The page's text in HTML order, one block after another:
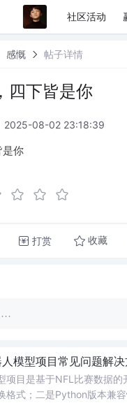
社区活动
感慨 帖子详情
四下皆是你
2025-08-02 23:18:39
是你
打赏 收藏
…
模型项目常见问题解决
项目是基于NFL比赛数据
格式；二是Python版本兼